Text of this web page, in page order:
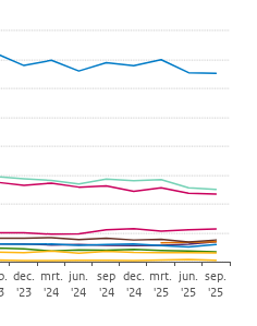
weergeeft.
weergeeft.
dec.
'23
mrt.
'24
jun.
'24
sep
'24
dec.
'24
mrt.
'25
jun.
'25
sep.
'25